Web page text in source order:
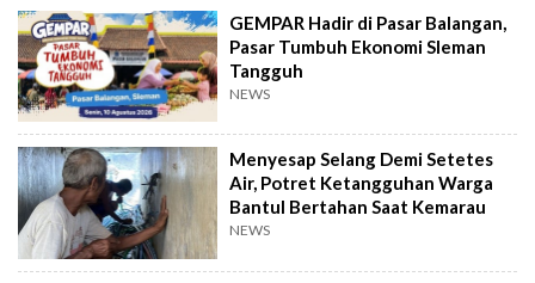
GEMPAR Hadir di Pasar Balangan,
Pasar Tumbuh Ekonomi Sleman
Tangguh
NEWS
Menyesap Selang Demi Setetes
Air, Potret Ketangguhan Warga
Bantul Bertahan Saat Kemarau
NEWS